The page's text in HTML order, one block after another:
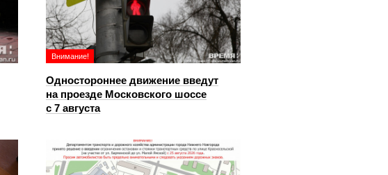
Внимание!
Одностороннее движение введут
на проезде Московского шоссе
с 7 августа